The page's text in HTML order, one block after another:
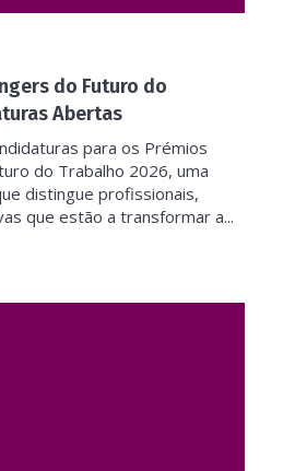
do Futuro do
Abertas
para os Prémios
do Trabalho 2026, uma
distingue profissionais,
que estão a transformar a...